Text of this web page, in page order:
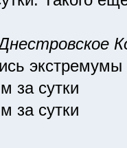
экстремумы
за сутки
за сутки